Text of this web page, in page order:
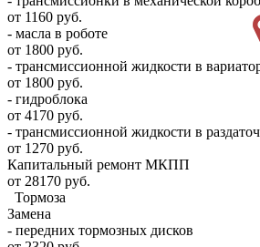
от 1160 руб.
- масла в роботе
от 1800 руб.
- трансмиссионной жидкости в
от 1800 руб.
- гидроблока
от 4170 руб.
- трансмиссионной жидкости в
от 1270 руб.
Капитальный ремонт МКПП
от 28170 руб.
Тормоза
Замена
- передних тормозных дисков